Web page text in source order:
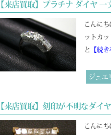
【来店買取】プラチナ ダイヤ 一
こんに
ットカ
と
【続き
ジュエ
【来店買取】刻印が不明なダイ
こんに